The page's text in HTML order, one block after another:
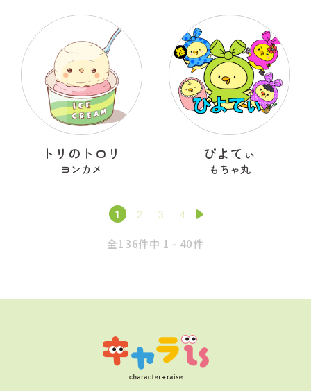
トリのトロリ
ヨンカメ
ぴよてぃ
もちゃ丸
1 2 3 4
全136件中 1 - 40件